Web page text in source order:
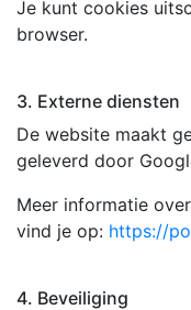
Je kunt cookies
browser.
3. Externe diensten
De website maakt
geleverd door
Meer informatie
vind je op: https://
4. Beveiliging